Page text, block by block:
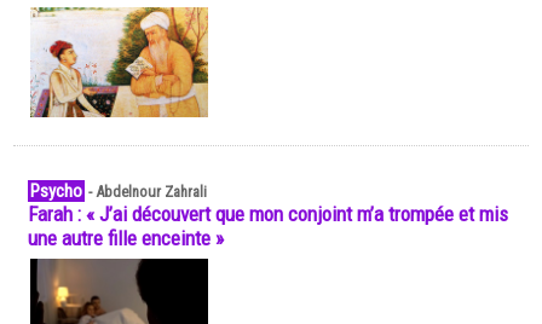
Psycho -Abdelnour Zahrali
Farah : « J’ai découvert que mon conjoint m’a trompée et mis
une autre fille enceinte »